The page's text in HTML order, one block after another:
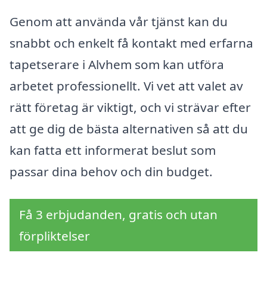
Genom att använda vår tjänst kan du
snabbt och enkelt få kontakt med erfarna
tapetserare i Alvhem som kan utföra
arbetet professionellt. Vi vet att valet av
rätt företag är viktigt, och vi strävar efter
att ge dig de bästa alternativen så att du
kan fatta ett informerat beslut som
passar dina behov och din budget.
Få 3 erbjudanden, gratis och utan
förpliktelser